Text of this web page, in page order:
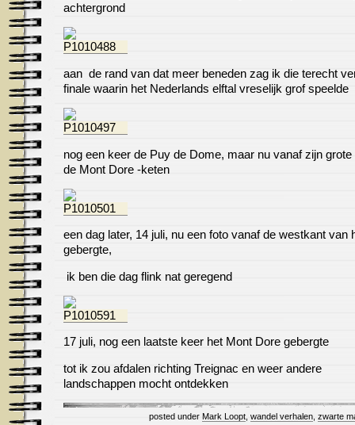
achtergrond
aan de rand van dat meer beneden zag ik die terecht
finale waarin het Nederlands elftal vreselijk grof speelde
nog een keer de Puy de Dome, maar nu vanaf zijn grote
de Mont Dore -keten
een dag later, 14 juli, nu een foto vanaf de westkant van
gebergte,
ik ben die dag flink nat geregend
17 juli, nog een laatste keer het Mont Dore gebergte
tot ik zou afdalen richting Treignac en weer andere
landschappen mocht ontdekken
posted under Mark Loopt wandel verhalen zwarte